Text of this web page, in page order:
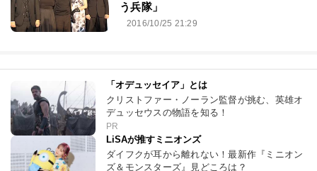
う兵隊」
2016/10/25 21:29
「オデュッセイア」とは
クリストファー・ノーラン監督が挑む、英雄オ
デュッセウスの物語を知る！
PR
LiSAが推すミニオンズ
ダイフクが耳から離れない！最新作『ミニオン
ズ＆モンスターズ』見どころは？